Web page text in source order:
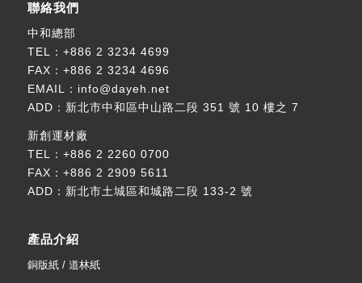
聯絡我們
中和總部
TEL： +886 2 3234 4699
FAX：+886 2 3234 4696
EMAIL： info@dayeh.net
ADD： 新北市中和區中山路二段 351 號 10 樓之 7
新創運材廠
TEL： +886 2 2260 0700
FAX：+886 2 2909 5611
ADD： 新北市土城區和城路二段 133-2 號
產品介紹
銅版紙 / 道林紙